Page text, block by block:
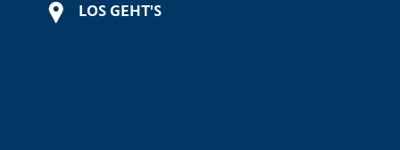
LOS GEHT'S